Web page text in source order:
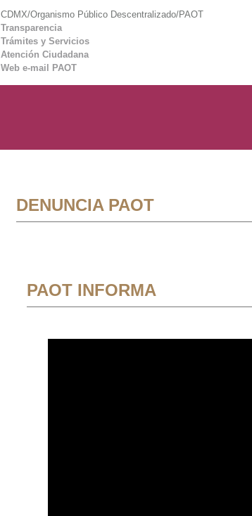
CDMX/Organismo Público Descentralizado/PAOT
Transparencia
Trámites y Servicios
Atención Ciudadana
Web e-mail PAOT
DENUNCIA PAOT
PAOT INFORMA